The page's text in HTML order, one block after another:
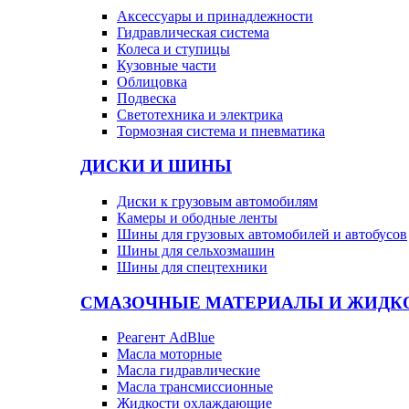
Аксессуары и принадлежности
Гидравлическая система
Колеса и ступицы
Кузовные части
Облицовка
Подвеска
Светотехника и электрика
Тормозная система и пневматика
ДИСКИ И ШИНЫ
Диски к грузовым автомобилям
Камеры и ободные ленты
Шины для грузовых автомобилей и автобусов
Шины для сельхозмашин
Шины для спецтехники
СМАЗОЧНЫЕ МАТЕРИАЛЫ И
Реагент AdBlue
Масла моторные
Масла гидравлические
Масла трансмиссионные
Жидкости охлаждающие